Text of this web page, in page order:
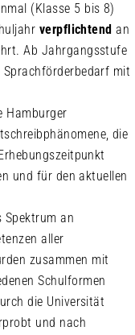
(Klasse 5 bis 8)
verpflichtend an
Ab Jahrgangsstufe
mit
Hamburger
die
und für den aktuellen
Spektrum an
aller
zusammen mit
Schulformen
die Universität
und nach